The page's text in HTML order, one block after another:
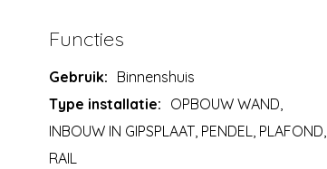
Functies
Gebruik: Binnenshuis
Type installatie: OPBOUW WAND,
INBOUW IN GIPSPLAAT, PENDEL, PLAFOND,
RAIL